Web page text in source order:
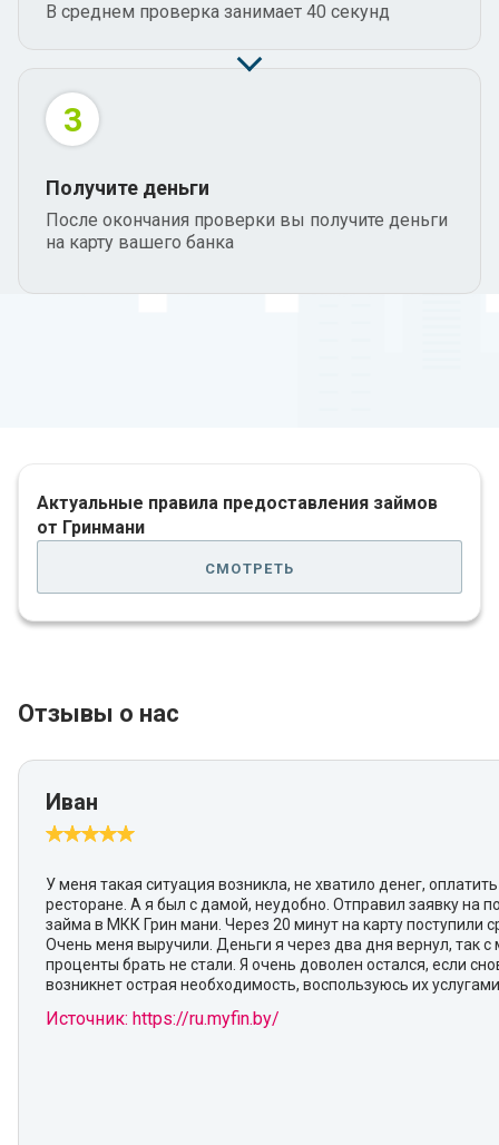
В среднем проверка занимает 40 секунд
3
Получите деньги
После окончания проверки вы получите деньги
на карту вашего банка
Актуальные правила предоставления займов
от Гринмани
смотреть
Отзывы о нас
Иван
У меня такая ситуация возникла, не хватило денег,
ресторане. А я был с дамой, неудобно. Отправил заявку на
займа в МКК Грин мани. Через 20 минут на карту поступили
Очень меня выручили. Деньги я через два дня вернул, так с
проценты брать не стали. Я очень доволен остался, если
возникнет острая необходимость, воспользуюсь их
Источник: https://ru.myfin.by/